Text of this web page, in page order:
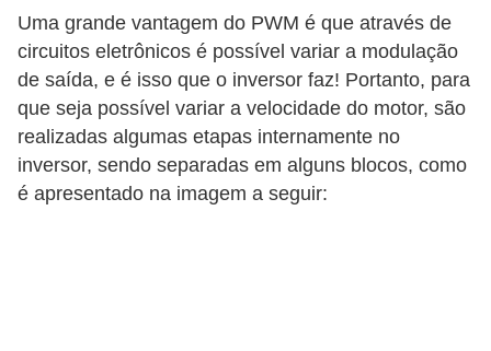
Uma grande vantagem do PWM é que através de
circuitos eletrônicos é possível variar a modulação
de saída, e é isso que o inversor faz! Portanto, para
que seja possível variar a velocidade do motor, são
realizadas algumas etapas internamente no
inversor, sendo separadas em alguns blocos, como
é apresentado na imagem a seguir:
a
e
m
v
í